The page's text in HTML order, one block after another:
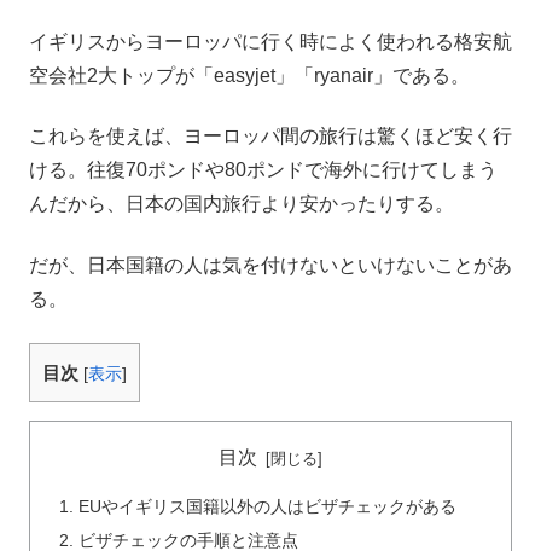
イギリスからヨーロッパに行く時によく使われる格安航
空会社2大トップが「easyjet」「ryanair」である。
これらを使えば、ヨーロッパ間の旅行は驚くほど安く行
ける。往復70ポンドや80ポンドで海外に行けてしまう
んだから、日本の国内旅行より安かったりする。
だが、日本国籍の人は気を付けないといけないことがあ
る。
目次 [表示]
目次
EUやイギリス国籍以外の人はビザチェックがある
ビザチェックの手順と注意点